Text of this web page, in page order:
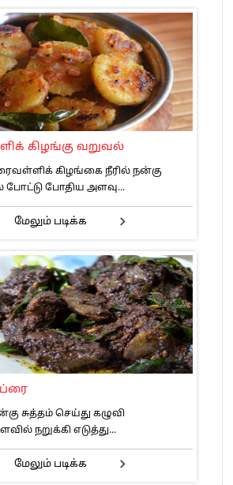
கிழங்கு வறுவல்
கிழங்கை நீரில் நன்கு
போட்டு போதிய அளவு...
மேலும் படிக்க
சுத்தம் செய்து கழுவி
நறு‌க்‌கி எடு‌த்து...
மேலும் படிக்க